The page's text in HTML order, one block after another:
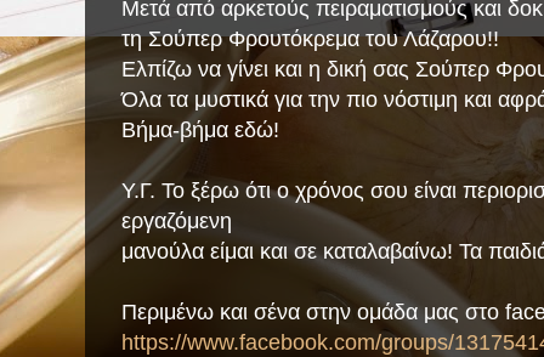
Μετά από αρκετούς πειραματισμούς και
τη Σούπερ Φρουτόκρεμα του Λάζαρου!!
Ελπίζω να γίνει και η δική σας Σούπερ
Όλα τα μυστικά για την πιο νόστιμη και
Βήμα-βήμα εδώ!
Υ.Γ. Το ξέρω ότι ο χρόνος σου είναι
εργαζόμενη
μανούλα είμαι και σε καταλαβαίνω! Τα
Περιμένω και σένα στην ομάδα μας στο
https://www.facebook.com/groups/